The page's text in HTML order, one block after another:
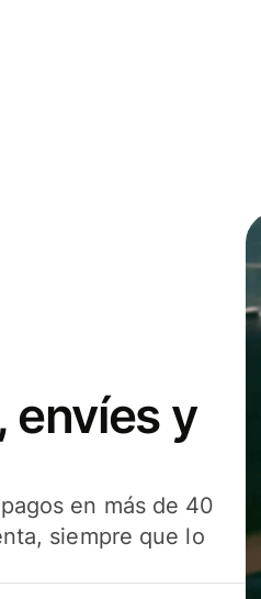
envíes y
en más de 40
siempre que lo